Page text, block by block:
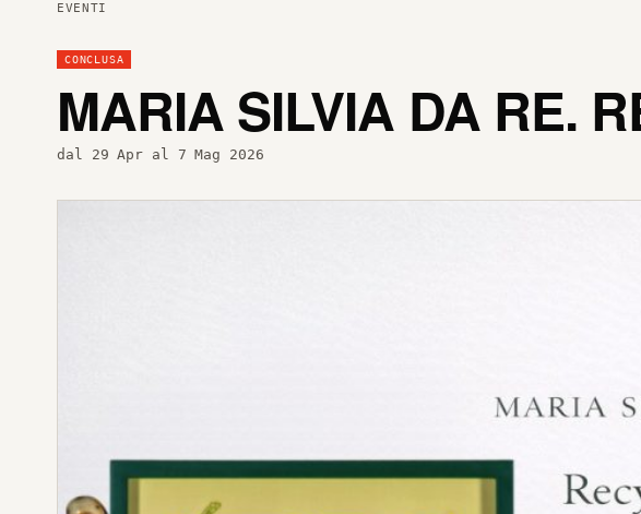
EVENTI
CONCLUSA
MARIA SILVIA DA RE.
dal 29 Apr al 7 Mag 2026